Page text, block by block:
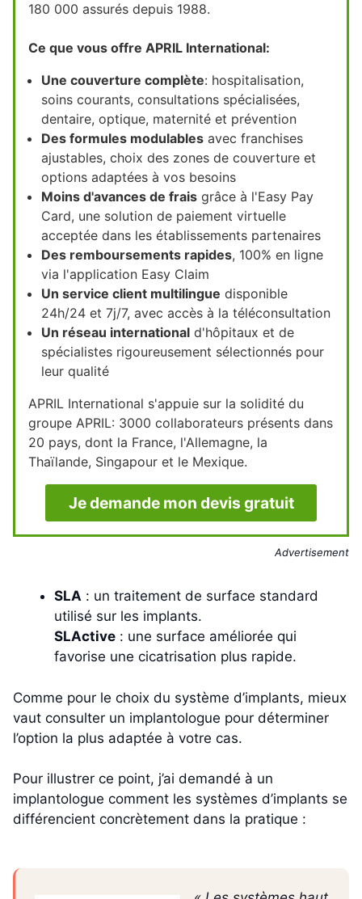
180 000 assurés depuis 1988.
Ce que vous offre APRIL International:
Une couverture complète: hospitalisation,
soins courants, consultations spécialisées,
dentaire, optique, maternité et prévention
Des formules modulables avec franchises
ajustables, choix des zones de couverture et
options adaptées à vos besoins
Moins d'avances de frais grâce à l'Easy Pay
Card, une solution de paiement virtuelle
acceptée dans les établissements partenaires
Des remboursements rapides, 100% en ligne
via l'application Easy Claim
Un service client multilingue disponible
24h/24 et 7j/7, avec accès à la téléconsultation
Un réseau international d'hôpitaux et de
spécialistes rigoureusement sélectionnés pour
leur qualité
APRIL International s'appuie sur la solidité du
groupe APRIL: 3000 collaborateurs présents dans
20 pays, dont la France, l'Allemagne, la
Thaïlande, Singapour et le Mexique.
Je demande mon devis gratuit
Advertisement
SLA : un traitement de surface standard
utilisé sur les implants.
SLActive : une surface améliorée qui
favorise une cicatrisation plus rapide.
Comme pour le choix du système d’implants, mieux
vaut consulter un implantologue pour déterminer
l’option la plus adaptée à votre cas.
Pour illustrer ce point, j’ai demandé à un
implantologue comment les systèmes d’implants se
différencient concrètement dans la pratique :